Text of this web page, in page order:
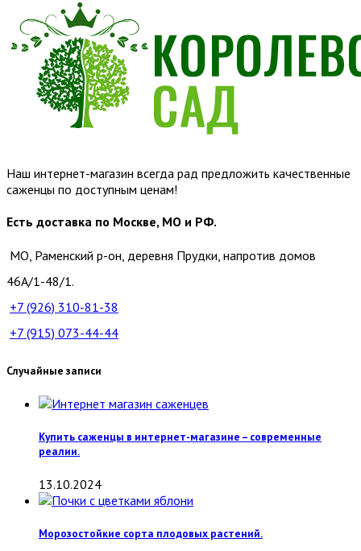
Наш интернет-магазин всегда рад предложить качественные
саженцы по доступным ценам!
Есть доставка по Москве, МО и РФ.
МО, Раменский р-он, деревня Прудки, напротив домов
46А/1-48/1.
+7 (926) 310-81-38
+7 (915) 073-44-44
Случайные записи
Купить саженцы в интернет-магазине – современные
реалии.
13.10.2024
Морозостойкие сорта плодовых растений.